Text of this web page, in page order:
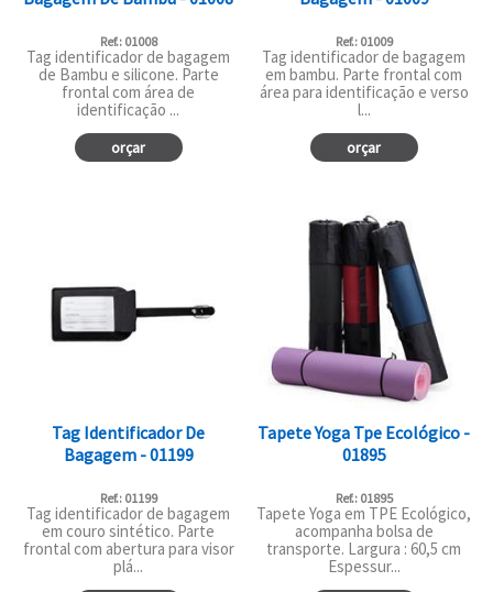
Ref.: 01008
Tag identificador de bagagem
de Bambu e silicone. Parte
frontal com área de
identificação ...
orçar
Ref.: 01009
Tag identificador de bagagem
em bambu. Parte frontal com
área para identificação e verso
l...
orçar
Tag Identificador De
Bagagem - 01199
Ref.: 01199
Tag identificador de bagagem
em couro sintético. Parte
frontal com abertura para visor
plá...
Tapete Yoga Tpe Ecológico -
01895
Ref.: 01895
Tapete Yoga em TPE Ecológico,
acompanha bolsa de
transporte. Largura : 60,5 cm
Espessur...